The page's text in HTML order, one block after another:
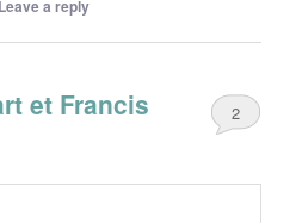
Leave a reply
et Francis 2